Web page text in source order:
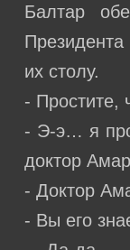
Балтар
их столу.
- Простите,
- Э-э… я
доктор
- Доктор
- Вы его